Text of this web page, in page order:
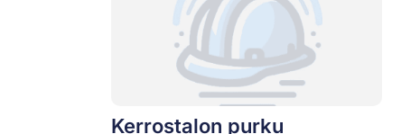
Kerrostalon purku